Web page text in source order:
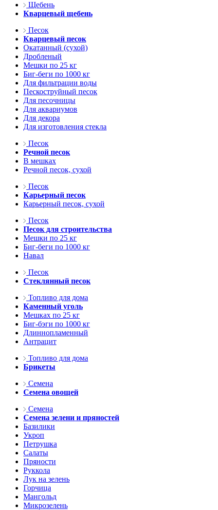
Щебень
Кварцевый щебень
Песок
Кварцевый песок
Окатанный (сухой)
Дробленый
Мешки по 25 кг
Биг-беги по 1000 кг
Для фильтрации воды
Пескоструйный песок
Для песочницы
Для аквариумов
Для декора
Для изготовления стекла
Песок
Речной песок
В мешках
Речной песок, сухой
Песок
Карьерный песок
Карьерный песок, сухой
Песок
Песок для строительства
Мешки по 25 кг
Биг-беги по 1000 кг
Навал
Песок
Стеклянный песок
Топливо для дома
Каменный уголь
Мешках по 25 кг
Биг-бэги по 1000 кг
Длиннопламенный
Антрацит
Топливо для дома
Брикеты
Семена
Семена овощей
Семена
Семена зелени и пряностей
Базилики
Укроп
Петрушка
Салаты
Пряности
Руккола
Лук на зелень
Горчица
Мангольд
Микрозелень